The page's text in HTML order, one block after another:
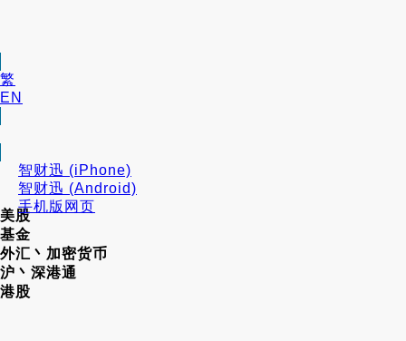
繁
EN
智财迅 (iPhone)
智财迅 (Android)
手机版网页
美股
基金
外汇丶加密货币
沪丶深港通
港股